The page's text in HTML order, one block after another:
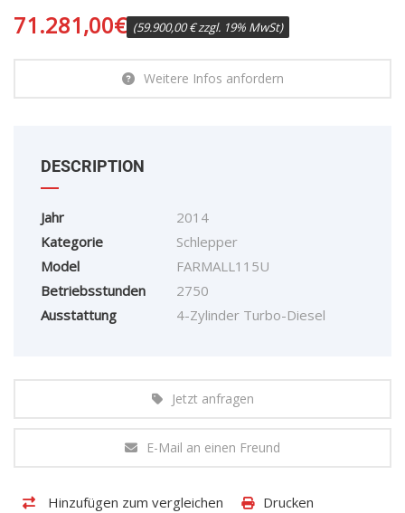
71.281,00€ (59.900,00 € zzgl. 19% MwSt)
Weitere Infos anfordern
DESCRIPTION
Jahr
2014
Kategorie
Schlepper
Model
FARMALL115U
Betriebsstunden
2750
Ausstattung
4-Zylinder Turbo-Diesel
Jetzt anfragen
E-Mail an einen Freund
Hinzufügen zum vergleichen Drucken